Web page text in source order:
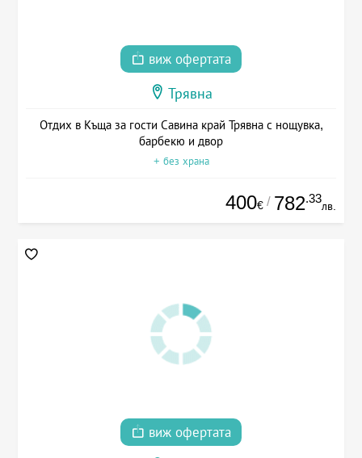
виж офертата
Трявна
Отдих в Къща за гости Савина край Трявна с нощувка,
барбекю и двор
+ без храна
400€ / 782.33
лв.
виж офертата